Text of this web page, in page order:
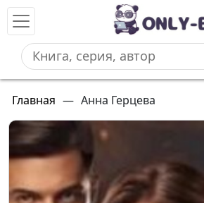
Главная — Анна Герцева